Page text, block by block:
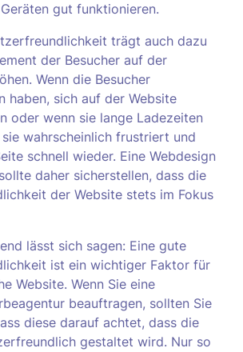
gut funktionieren.
trägt auch dazu
der Besucher auf der
Wenn die Besucher
haben, sich auf der Website
oder wenn sie lange Ladezeiten
wahrscheinlich frustriert und
schnell wieder. Eine Webdesign
daher sicherstellen, dass die
der Website stets im Fokus
lässt sich sagen: Eine gute
ist ein wichtiger Faktor für
Website. Wenn Sie eine
beauftragen, sollten Sie
diese darauf achtet, dass die
gestaltet wird. Nur so